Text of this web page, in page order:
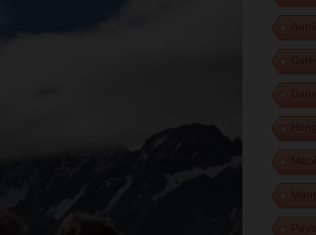
Pays